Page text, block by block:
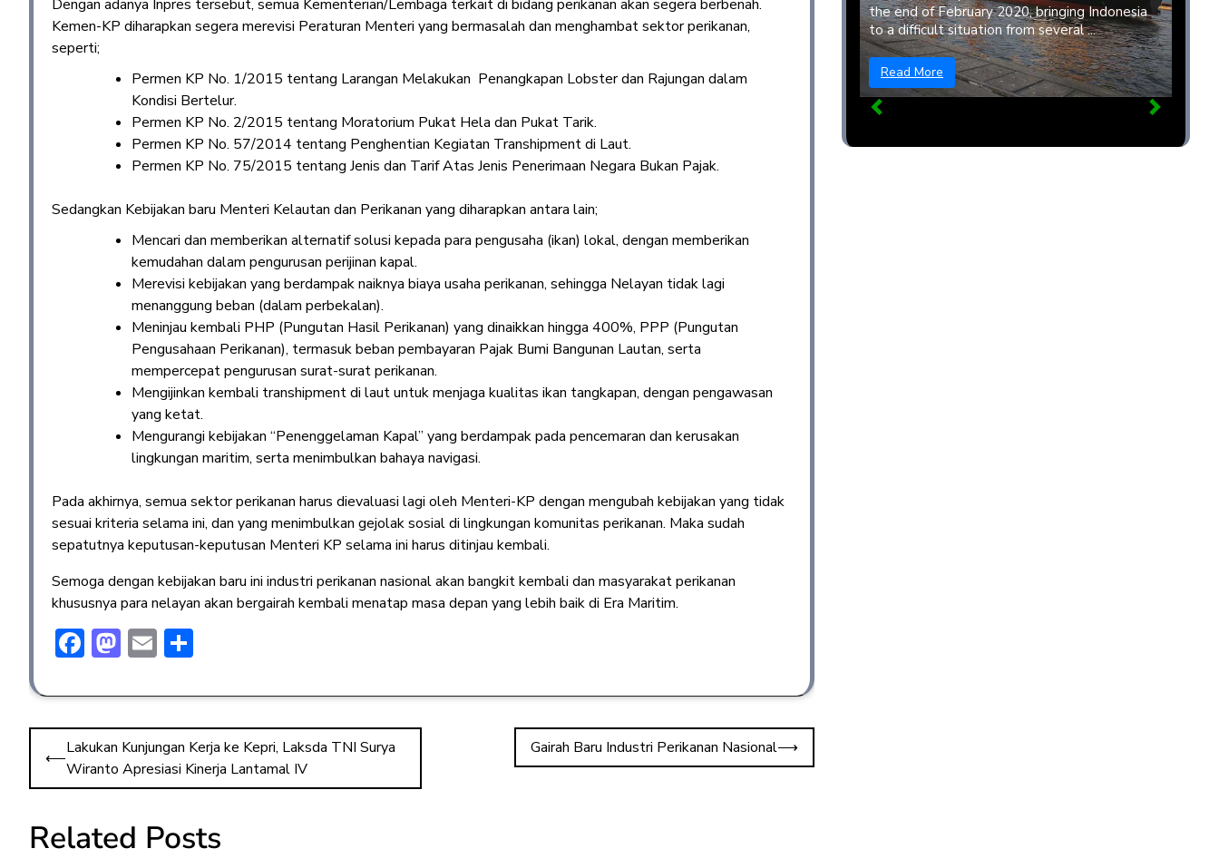
Dengan adanya Inpres tersebut, semua Kementerian/Lembaga terkait di bidang perikanan akan segera berbenah.
Kemen-KP diharapkan segera merevisi Peraturan Menteri yang bermasalah dan menghambat sektor perikanan,
seperti;
Permen KP No. 1/2015 tentang Larangan Melakukan Penangkapan Lobster dan Rajungan dalam
Kondisi Bertelur.
Permen KP No. 2/2015 tentang Moratorium Pukat Hela dan Pukat Tarik.
Permen KP No. 57/2014 tentang Penghentian Kegiatan Transhipment di Laut.
Permen KP No. 75/2015 tentang Jenis dan Tarif Atas Jenis Penerimaan Negara Bukan Pajak.
Sedangkan Kebijakan baru Menteri Kelautan dan Perikanan yang diharapkan antara lain;
Mencari dan memberikan alternatif solusi kepada para pengusaha (ikan) lokal, dengan memberikan
kemudahan dalam pengurusan perijinan kapal.
Merevisi kebijakan yang berdampak naiknya biaya usaha perikanan, sehingga Nelayan tidak lagi
menanggung beban (dalam perbekalan).
Meninjau kembali PHP (Pungutan Hasil Perikanan) yang dinaikkan hingga 400%, PPP (Pungutan
Pengusahaan Perikanan), termasuk beban pembayaran Pajak Bumi Bangunan Lautan, serta
mempercepat pengurusan surat-surat perikanan.
Mengijinkan kembali transhipment di laut untuk menjaga kualitas ikan tangkapan, dengan pengawasan
yang ketat.
Mengurangi kebijakan “Penenggelaman Kapal” yang berdampak pada pencemaran dan kerusakan
lingkungan maritim, serta menimbulkan bahaya navigasi.
Pada akhirnya, semua sektor perikanan harus dievaluasi lagi oleh Menteri-KP dengan mengubah kebijakan yang tidak
sesuai kriteria selama ini, dan yang menimbulkan gejolak sosial di lingkungan komunitas perikanan. Maka sudah
sepatutnya keputusan-keputusan Menteri KP selama ini harus ditinjau kembali.
Semoga dengan kebijakan baru ini industri perikanan nasional akan bangkit kembali dan masyarakat perikanan
khususnya para nelayan akan bergairah kembali menatap masa depan yang lebih baik di Era Maritim.
F
e
b
o
ok
M
st
o
d
o
n
E
ai
l
ar
e
⟵
Lakukan Kunjungan Kerja ke Kepri, Laksda TNI Surya
Wiranto Apresiasi Kinerja Lantamal IV
Gairah Baru Industri Perikanan Nasional⟶
Related Posts
the end of February 2020, bringing Indonesia
to a difficult situation from several ...
Read More